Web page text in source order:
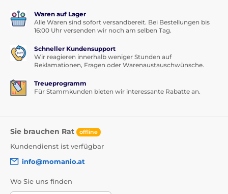
Waren auf Lager
Alle Waren sind sofort versandbereit. Bei Bestellungen bis
16:00 Uhr versenden wir noch am selben Tag.
Schneller Kundensupport
Wir reagieren innerhalb weniger Stunden auf
Reklamationen, Fragen oder Warenaustauschwünsche.
Treueprogramm
Für Stammkunden bieten wir interessante Rabatte an.
Sie brauchen Rat offline
Kundendienst ist verfügbar
info@momanio.at
Wo Sie uns finden